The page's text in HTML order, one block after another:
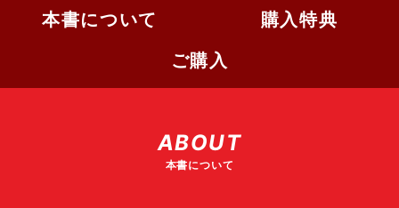
本書について 購入特典
ご購入
ABOUT
本書について